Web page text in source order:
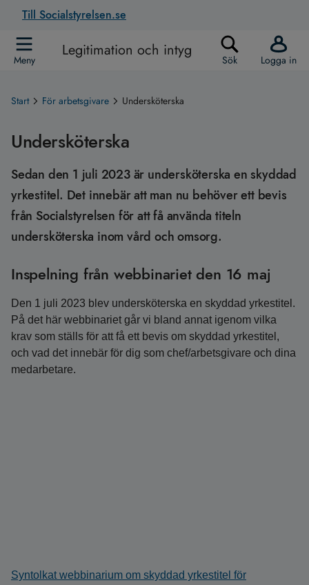
Till Socialstyrelsen.se
Meny Legitimation och intyg Sök Logga in
Start För arbetsgivare Undersköterska
Undersköterska
Sedan den 1 juli 2023 är undersköterska en skyddad
yrkestitel. Det innebär att man nu behöver ett bevis
från Socialstyrelsen för att få använda titeln
undersköterska inom vård och omsorg.
Inspelning från webbinariet den 16 maj
Den 1 juli 2023 blev undersköterska en skyddad yrkestitel.
På det här webbinariet går vi bland annat igenom vilka
krav som ställs för att få ett bevis om skyddad yrkestitel,
och vad det innebär för dig som chef/arbetsgivare och dina
medarbetare.
Syntolkat webbinarium om skyddad yrkestitel för